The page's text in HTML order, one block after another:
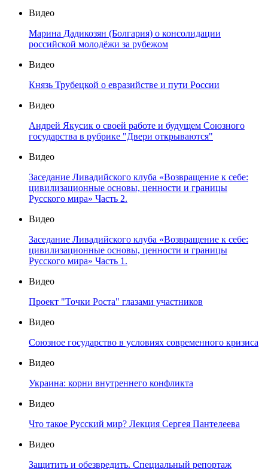
Видео
Марина Дадикозян (Болгария) о консолидации
российской молодёжи за рубежом
Видео
Князь Трубецкой о евразийстве и пути России
Видео
Андрей Якусик о своей работе и будущем Союзного
государства в рубрике "Двери открываются"
Видео
Заседание Ливадийского клуба «Возвращение к себе:
цивилизационные основы, ценности и границы
Русского мира» Часть 2.
Видео
Заседание Ливадийского клуба «Возвращение к себе:
цивилизационные основы, ценности и границы
Русского мира» Часть 1.
Видео
Проект "Точки Роста" глазами участников
Видео
Союзное государство в условиях современного кризиса
Видео
Украина: корни внутреннего конфликта
Видео
Что такое Русский мир? Лекция Сергея Пантелеева
Видео
Защитить и обезвредить. Специальный репортаж